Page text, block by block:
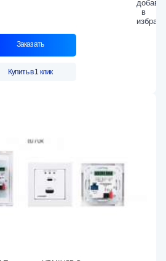
Заказать
Купить в 1 клик